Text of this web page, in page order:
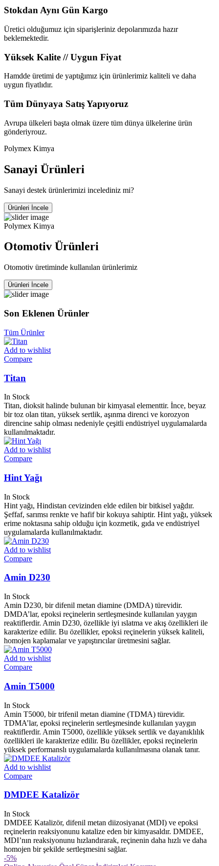
Stokdan Aynı Gün Kargo
Üretici olduğumuz için siparişleriniz depolarımızda hazır
beklemektedir.
Yüksek Kalite // Uygun Fiyat
Hamdde üretimi de yaptığımız için ürünlerimiz kaliteli ve daha
uygun fiyatlıdır.
Tüm Dünyaya Satış Yapıyoruz
Avrupa ülkeleri başta olmak üzere tüm dünya ülkelerine ürün
gönderiyrouz.
Polymex Kimya
Sanayi Ürünleri
Sanayi destek ürünlerimizi incelediniz mi?
Ürünleri İncele
Polymex Kimya
Otomotiv Ürünleri
Otomotiv üretiminde kullanılan ürünlerimiz
Ürünleri İncele
Son Eklenen Ürünler
Tüm Ürünler
Add to wishlist
Compare
Titan
In Stock
Titan, dioksit halinde bulunan bir kimyasal elementtir. İnce, beyaz
bir toz olan titan, yüksek sertlik, aşınma direnci ve korozyon
direncine sahip olması nedeniyle çeşitli endüstriyel uygulamalarda
kullanılmaktadır.
Add to wishlist
Compare
Hint Yağı
In Stock
Hint yağı, Hindistan cevizinden elde edilen bir bitkisel yağdır.
Şeffaf, sarımsı renkte ve hafif bir kokuya sahiptir. Hint yağı, yüksek
erime noktasına sahip olduğu için kozmetik, gıda ve endüstriyel
uygulamalarda kullanılmaktadır.
Add to wishlist
Compare
Amin D230
In Stock
Amin D230, bir difenil metan diamine (DMDA) türevidir.
DMDA’lar, epoksi reçinelerin sertleşmesinde kullanılan yaygın
reaktiflerdir. Amin D230, özellikle iyi ıslatma ve akış özellikleri ile
karakterize edilir. Bu özellikler, epoksi reçinelerin yüksek kaliteli,
homojen kaplamalar ve yapıştırıcılar üretmesini sağlar.
Add to wishlist
Compare
Amin T5000
In Stock
Amin T5000, bir trifenil metan diamine (TDMA) türevidir.
TDMA’lar, epoksi reçinelerin sertleşmesinde kullanılan yaygın
reaktiflerdir. Amin T5000, özellikle yüksek sertlik ve dayanıklılık
özellikleri ile karakterize edilir. Bu özellikler, epoksi reçinelerin
yüksek performanslı uygulamalarda kullanılmasına olanak tanır.
Add to wishlist
Compare
DMDEE Katalizör
In Stock
DMDEE Katalizör, difenil metan diizosiyanat (MDI) ve epoksi
reçinelerin reaksiyonunu katalize eden bir kimyasaldır. DMDEE,
MDI’nın reaksiyonunu hızlandırarak, reçinenin daha hızlı ve daha
homojen bir şekilde sertleşmesini sağlar.
-5%